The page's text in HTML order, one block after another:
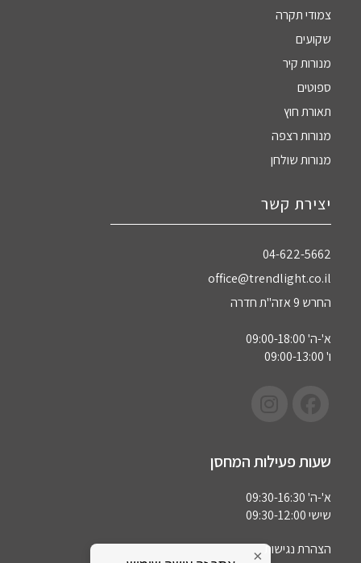
צמודי תקרה
שקועים
מנורות קיר
ספוטים
תאורת חוץ
מנורות רצפה
מנורות שולחן
יצירת קשר
04-622-5662‏
office@trendlight.co.il
החרש 9 אזה"ת חדרה
א'-ה' 09:00-18:00
ו' 09:00-13:00
שעות פעילות המחסן
א'-ה' 09:30-16:30
שישי 09:30-12:00
הצהרת נגישות×